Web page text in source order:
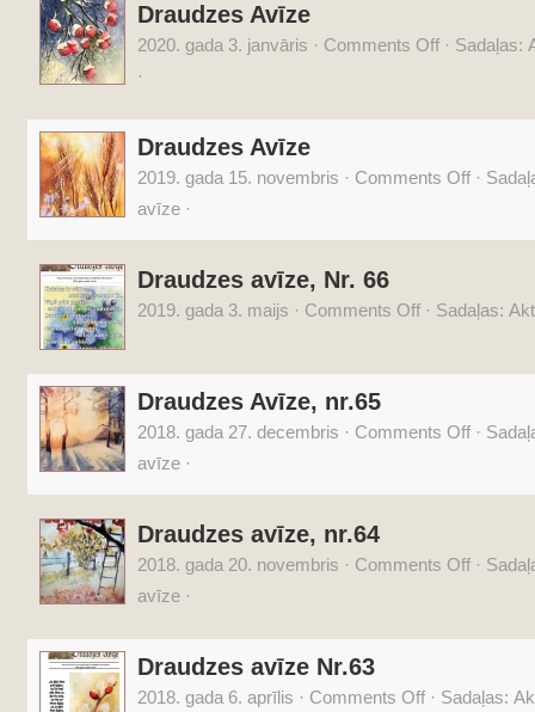
Draudzes Avīze
2020. gada 3. janvāris · Comments Off · Sadaļas:
·
Draudzes Avīze
2019. gada 15. novembris · Comments Off ·
avīze ·
Draudzes avīze, Nr. 66
2019. gada 3. maijs · Comments Off · Sadaļas:
Draudzes Avīze, nr.65
2018. gada 27. decembris · Comments Off ·
avīze ·
Draudzes avīze, nr.64
2018. gada 20. novembris · Comments Off ·
avīze ·
Draudzes avīze Nr.63
2018. gada 6. aprīlis · Comments Off · Sadaļas: